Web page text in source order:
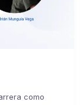
como